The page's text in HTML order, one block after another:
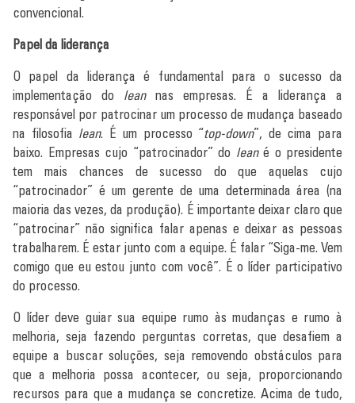
convencional.
Papel da liderança
O papel da liderança é fundamental para o sucesso da
implementação do leannas empresas. É a liderança a
responsável por patrocinar um processo de mudança baseado
na filosofia lean. É um processo “top-down”, de cima para
baixo. Empresas cujo “patrocinador” do leané o presidente
tem mais chances de sucesso do que aquelas cujo
“patrocinador” é um gerente de uma determinada área (na
maioria das vezes, da produção). É importante deixar claro que
“patrocinar” não significa falar apenas e deixar as pessoas
trabalharem. É estar junto com a equipe. É falar “Siga-me. Vem
comigo que eu estou junto com você”. É o líder participativo
do processo.
O líder deve guiar sua equipe rumo às mudanças e rumo à
melhoria, seja fazendo perguntas corretas, que desafiem a
equipe a buscar soluções, seja removendo obstáculos para
que a melhoria possa acontecer, ou seja, proporcionando
recursos para que a mudança se concretize. Acima de tudo,